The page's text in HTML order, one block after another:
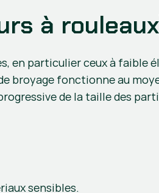
à
en particulier ceux à faible
broyage fonctionne au
de la taille des
sensibles.